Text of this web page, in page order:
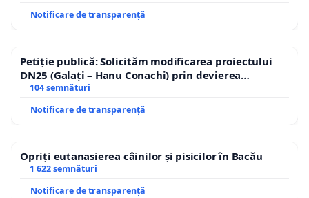
Notificare de transparență
Petiție publică: Solicităm modificarea proiectului
DN25 (Galați – Hanu Conachi) prin devierea
traseului în afara localităților!
104 semnături
Notificare de transparență
Opriți eutanasierea câinilor și pisicilor în Bacău
1 622 semnături
Notificare de transparență